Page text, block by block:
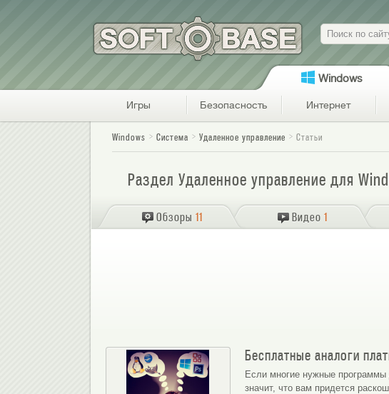
Windows
Игры Безопасность Интернет
Windows Система Удаленное управление Статьи
Раздел Удаленное управление для
Обзоры 11 Видео 1
Бесплатные аналоги
Если многие нужные
значит, что вам придется
Ultra VNC - управляем